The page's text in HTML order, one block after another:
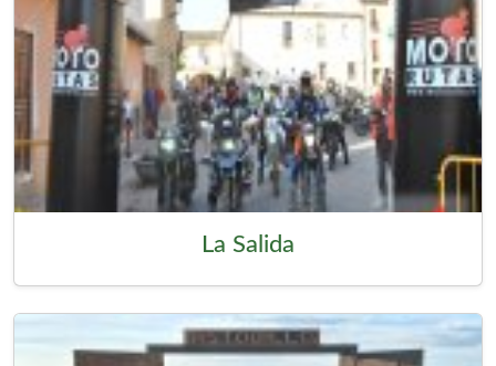
La Salida